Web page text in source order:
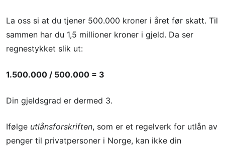
La oss si at du tjener 500.000 kroner i året før skatt. Til
sammen har du 1,5 millioner kroner i gjeld. Da ser
regnestykket slik ut:
1.500.000 / 500.000 = 3
Din gjeldsgrad er dermed 3.
Ifølge utlånsforskriften, som er et regelverk for utlån av
penger til privatpersoner i Norge, kan ikke din